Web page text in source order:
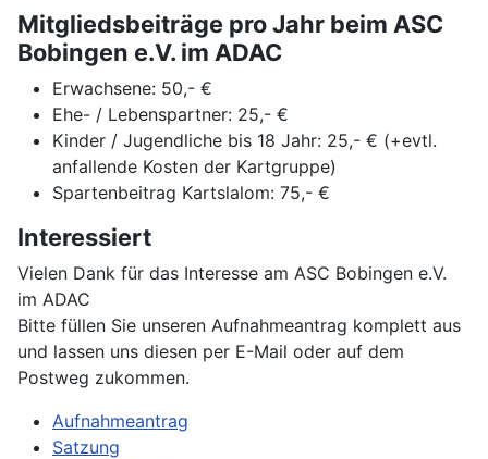
Mitgliedsbeiträge pro Jahr beim ASC
Bobingen e.V. im ADAC
Erwachsene: 50,- €
Ehe- / Lebenspartner: 25,- €
Kinder / Jugendliche bis 18 Jahr: 25,- € (+evtl.
anfallende Kosten der Kartgruppe)
Spartenbeitrag Kartslalom: 75,- €
Interessiert
Vielen Dank für das Interesse am ASC Bobingen e.V.
im ADAC
Bitte füllen Sie unseren Aufnahmeantrag komplett aus
und lassen uns diesen per E-Mail oder auf dem
Postweg zukommen.
Aufnahmeantrag
Satzung